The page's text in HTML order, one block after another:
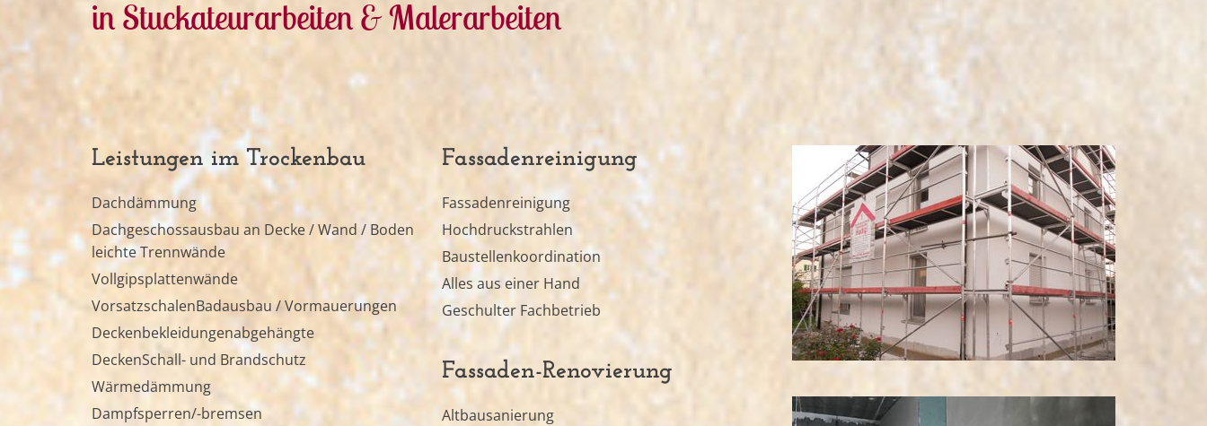
in Stuckateurarbeiten & Malerarbeiten
Leistungen im Trockenbau
Dachdämmung
Dachgeschossausbau an Decke / Wand / Boden
leichte Trennwände
Vollgipsplattenwände
VorsatzschalenBadausbau / Vormauerungen
Deckenbekleidungenabgehängte
DeckenSchall- und Brandschutz
Wärmedämmung
Dampfsperren/-bremsen
Fassadenreinigung
Fassadenreinigung
Hochdruckstrahlen
Baustellenkoordination
Alles aus einer Hand
Geschulter Fachbetrieb
Fassaden-Renovierung
Altbausanierung